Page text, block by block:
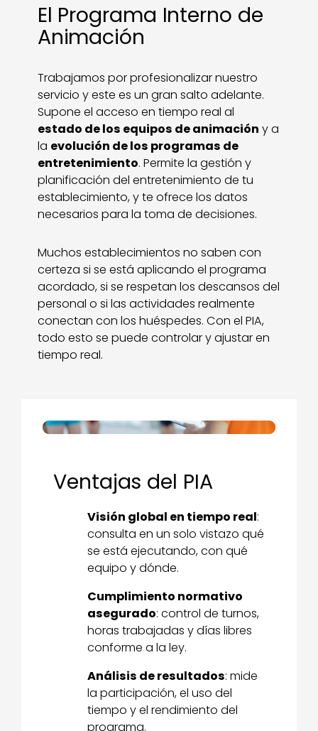
El Programa Interno de
Animación
Trabajamos por profesionalizar nuestro
servicio y este es un gran salto adelante.
Supone el acceso en tiempo real al
estado de los equipos de animación y a
la evolución de los programas de
entretenimiento. Permite la gestión y
planificación del entretenimiento de tu
establecimiento, y te ofrece los datos
necesarios para la toma de decisiones.
Muchos establecimientos no saben con
certeza si se está aplicando el programa
acordado, si se respetan los descansos del
personal o si las actividades realmente
conectan con los huéspedes. Con el PIA,
todo esto se puede controlar y ajustar en
tiempo real.
Ventajas del PIA
Visión global en tiempo real:
consulta en un solo vistazo qué
se está ejecutando, con qué
equipo y dónde.
Cumplimiento normativo
asegurado: control de turnos,
horas trabajadas y días libres
conforme a la ley.
Análisis de resultados: mide
la participación, el uso del
tiempo y el rendimiento del
programa.